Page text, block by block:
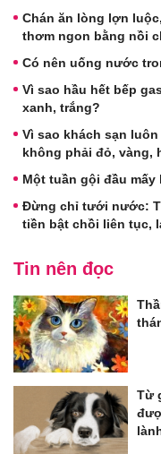
Chán ăn lòng lợn
thơm ngon bằng nồi
Có nên uống nước
Vì sao hầu hết bếp
xanh, trắng?
Vì sao khách sạn
không phải đỏ, vàng,
Một tuần gội đầu mấy
Đừng chỉ tưới nước:
tiền bật chồi liên tục,
Tin nên đọc
Từ